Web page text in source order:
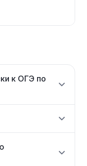
к ОГЭ по